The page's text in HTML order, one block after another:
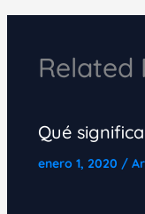
Related
Qué
enero 1, 2020 /